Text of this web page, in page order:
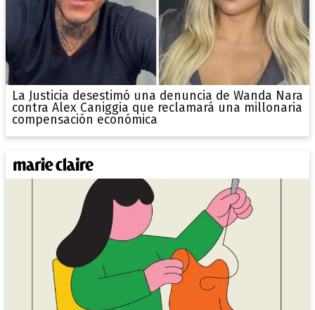
La Justicia desestimó una denuncia de Wanda Nara
contra Alex Caniggia que reclamará una millonaria
compensación económica